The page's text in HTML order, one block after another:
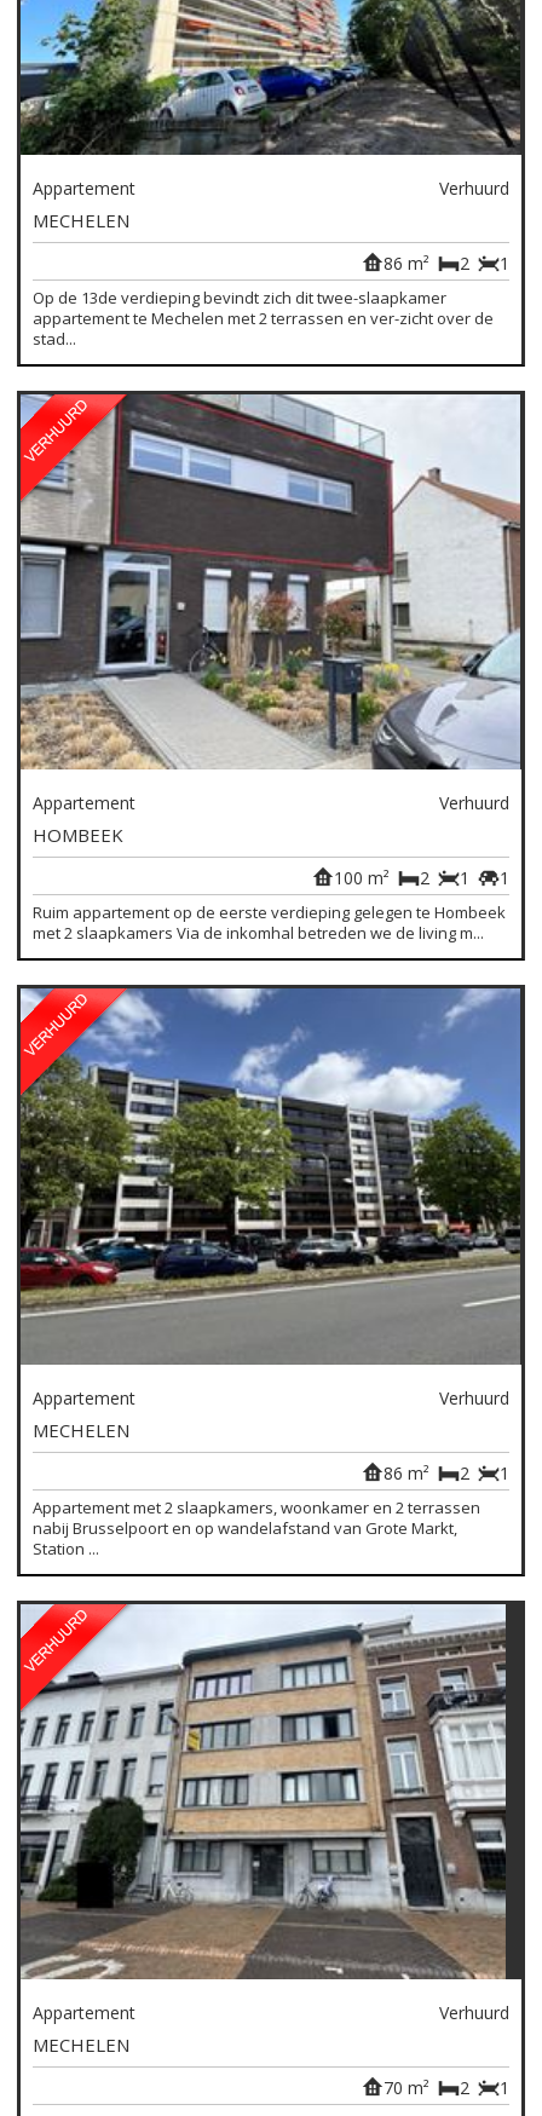
Appartement Verhuurd
MECHELEN
1
2
86 m²
Op de 13de verdieping bevindt zich dit twee-slaapkamer
appartement te Mechelen met 2 terrassen en ver-zicht over de
stad...
Appartement Verhuurd
HOMBEEK
1
1
2
100 m²
Ruim appartement op de eerste verdieping gelegen te Hombeek
met 2 slaapkamers Via de inkomhal betreden we de living m...
Appartement Verhuurd
MECHELEN
1
2
86 m²
Appartement met 2 slaapkamers, woonkamer en 2 terrassen
nabij Brusselpoort en op wandelafstand van Grote Markt,
Station ...
Appartement Verhuurd
MECHELEN
1
2
70 m²